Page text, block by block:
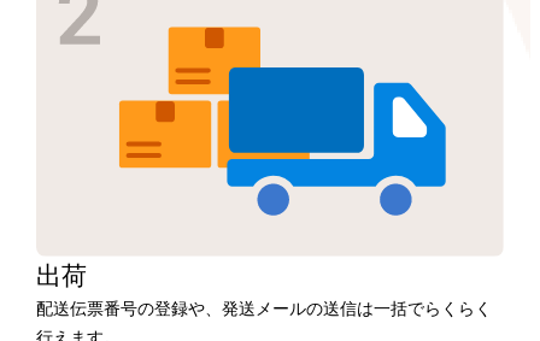
出荷
配送伝票番号の登録や、発送メールの送信は一括でらくらく